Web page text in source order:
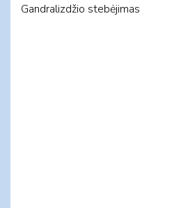
Gandralizdžio stebėjimas